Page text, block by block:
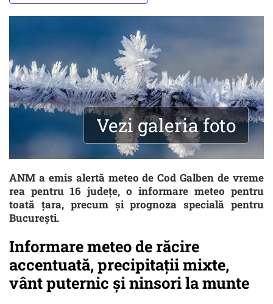
Vezi galeria foto
ANM a emis alertă meteo de Cod Galben de vreme
rea pentru 16 județe, o informare meteo pentru
toată țara, precum și prognoza specială pentru
București.
Informare meteo de răcire
accentuată, precipitații mixte,
vânt puternic și ninsori la munte